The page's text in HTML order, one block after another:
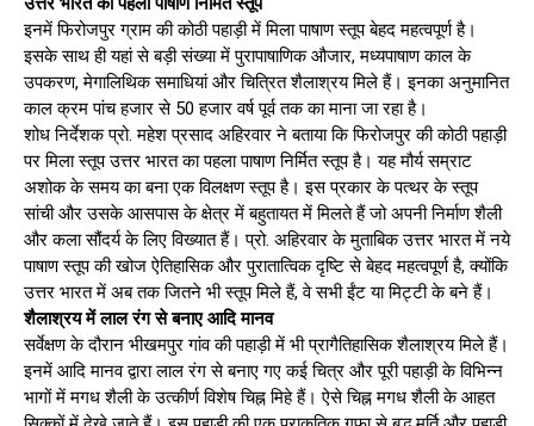
इनमें फिरोजपुर ग्राम की कोठी पहाड़ी में मिला पाषाण स्तूप बेहद महत्वपूर्ण है।
इसके साथ ही यहां से बड़ी संख्या में पुरापाषाणिक औजार, मध्यपाषाण काल के
उपकरण, मेगालिथिक समाधियां और चित्रित शैलाश्रय मिले हैं। इनका अनुमानित
काल क्रम पांच हजार से 50 हजार वर्ष पूर्व तक का माना जा रहा है।
शोध निर्देशक प्रो. महेश प्रसाद अहिरवार ने बताया कि फिरोजपुर की कोठी पहाड़ी
पर मिला स्तूप उत्तर भारत का पहला पाषाण निर्मित स्तूप है। यह मौर्य सम्राट
अशोक के समय का बना एक विलक्षण स्तूप है। इस प्रकार के पत्थर के स्तूप
सांची और उसके आसपास के क्षेत्र में बहुतायत में मिलते हैं जो अपनी निर्माण शैली
और कला सौंदर्य के लिए विख्यात हैं। प्रो. अहिरवार के मुताबिक उत्तर भारत में नये
पाषाण स्तूप की खोज ऐतिहासिक और पुरातात्विक दृष्टि से बेहद महत्वपूर्ण है, क्योंकि
उत्तर भारत में अब तक जितने भी स्तूप मिले हैं, वे सभी ईंट या मिट्टी के बने हैं।
शैलाश्रय में लाल रंग से बनाए आदि मानव
सर्वेक्षण के दौरान भीखमपुर गांव की पहाड़ी में भी प्रागैतिहासिक शैलाश्रय मिले हैं।
इनमें आदि मानव द्वारा लाल रंग से बनाए गए कई चित्र और पूरी पहाड़ी के विभिन्न
भागों में मगध शैली के उत्कीर्ण विशेष चिह्न मिहे हैं। ऐसे चिह्न मगध शैली के आहत